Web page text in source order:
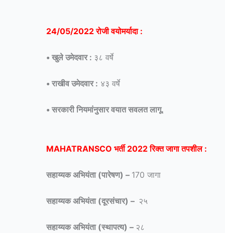
24/05/2022 रोजी वयोमर्यादा :
• खुले उमेदवार : ३८ वर्षे
• राखीव उमेदवार : ४३ वर्षे
• सरकारी नियमांनुसार वयात सवलत लागू.
MAHATRANSCO भर्ती 2022 रिक्त जागा तपशील :
सहाय्यक अभियंता (पारेषण) – 170 जागा
सहाय्यक अभियंता (दूरसंचार) – २५
सहाय्यक अभियंता (स्थापत्य) – २८